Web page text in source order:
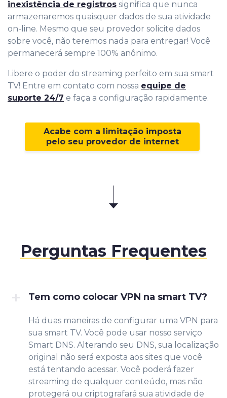
inexistência de registros significa que nunca
armazenaremos quaisquer dados de sua atividade
on-line. Mesmo que seu provedor solicite dados
sobre você, não teremos nada para entregar! Você
permanecerá sempre 100% anônimo.
Libere o poder do streaming perfeito em sua smart
TV! Entre em contato com nossa equipe de
suporte 24/7 e faça a configuração rapidamente.
Acabe com a limitação imposta
pelo seu provedor de internet
Perguntas Frequentes
Tem como colocar VPN na smart TV?
Há duas maneiras de configurar uma VPN para
sua smart TV. Você pode usar nosso serviço
Smart DNS. Alterando seu DNS, sua localização
original não será exposta aos sites que você
está tentando acessar. Você poderá fazer
streaming de qualquer conteúdo, mas não
protegerá ou criptografará sua atividade de